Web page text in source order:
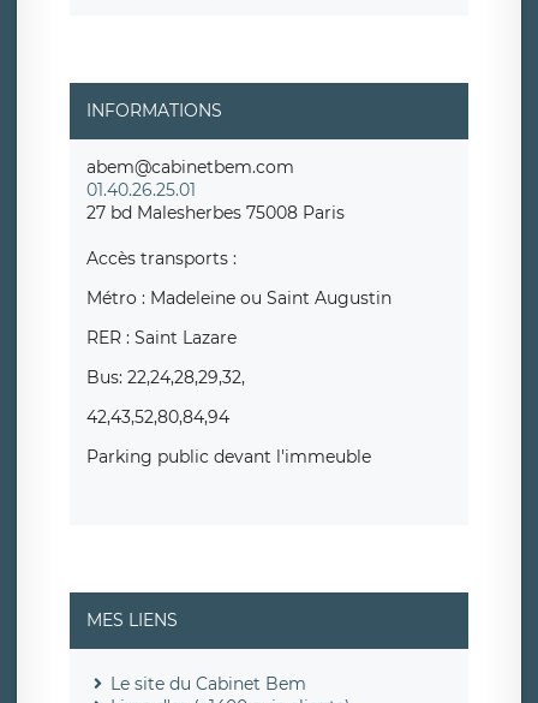
INFORMATIONS
abem@cabinetbem.com
01.40.26.25.01
27 bd Malesherbes 75008 Paris
Accès transports :
Métro : Madeleine ou Saint Augustin
RER : Saint Lazare
Bus: 22,24,28,29,32,
42,43,52,80,84,94
Parking public devant l'immeuble
MES LIENS
Le site du Cabinet Bem